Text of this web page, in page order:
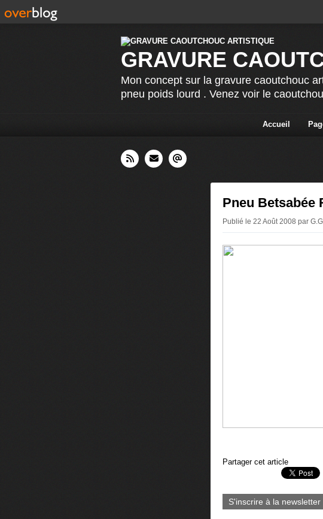
GRAVURE
Mon concept sur la gravure caoutchouc
pneu poids lourd . Venez voir le
Accueil
Pneu Betsabée
Publié le 22 Août 2008 par
Partager cet article
S'inscrire à la newsletter